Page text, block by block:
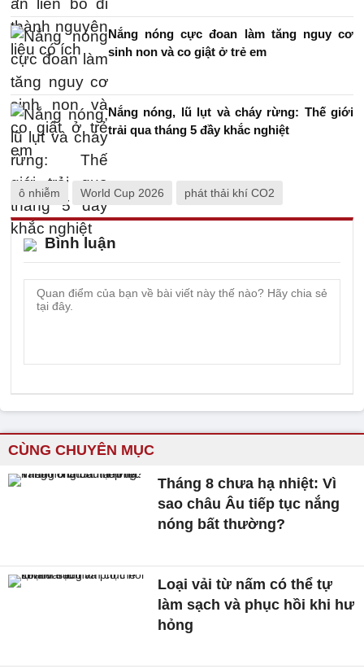
Nắng nóng cực đoan làm tăng nguy cơ
sinh non và co giật ở trẻ em
Nắng nóng, lũ lụt và cháy rừng: Thế giới
trải qua tháng 5 đầy khắc nghiệt
ô nhiễm World Cup 2026 phát thải khí CO2
Bình luận
CÙNG CHUYÊN MỤC
Tháng 8 chưa hạ nhiệt: Vì
sao châu Âu tiếp tục nắng
nóng bất thường?
Loại vải từ nấm có thể tự
làm sạch và phục hồi khi hư
hỏng